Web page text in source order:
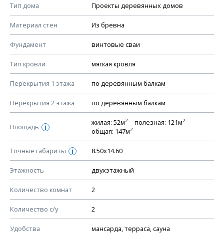
Тип дома Проекты деревянных домов
Материал стен Из бревна
Фундамент винтовые сваи
Тип кровли мягкая кровля
Перекрытия 1 этажа по деревянным балкам
Перекрытия 2 этажа по деревянным балкам
Площадь i
жилая: 52м2 полезная: 121м2
общая: 147м2
Точные габариты i 8.50х14.60
Этажность двухэтажный
Количество комнат 2
Количество с/у 2
Удобства мансарда, терраса, сауна
Смотрите советы по выбору материала в нашем
КОНСТРУКТИВНЫЕ РЕШЕНИЯ (КР)
Ведомость рабочих чертежей основного комплекта КР
План фундамента
Устройство фундамента, спецификация материалов
Планы перекрытий этажей, спецификация элементов
Устройство перекрытий
Устройство стен
Спецификация материалов стен
Схема расположения лаг чердака (если есть)
Схема расположения элементов стропил
Спецификация элементов стропил
Устройство стропильной системы
Узлы устройства кровли
План кровли